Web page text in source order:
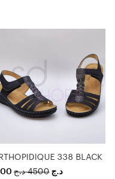
338 BLACK
د.ج 4500 د.ج